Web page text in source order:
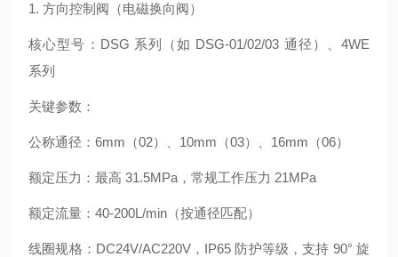
1. 方向控制阀（电磁换向阀）
核心型号：DSG 系列（如 DSG-01/02/03 通径）、4WE
系列
关键参数：
公称通径：6mm（02）、10mm（03）、16mm（06）
额定压力：最高 31.5MPa，常规工作压力 21MPa
额定流量：40-200L/min（按通径匹配）
线圈规格：DC24V/AC220V，IP65 防护等级，支持 90° 旋